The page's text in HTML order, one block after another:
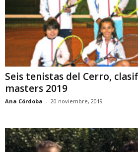
Seis tenistas del Cerro,
masters 2019
Ana Córdoba - 20 noviembre, 2019